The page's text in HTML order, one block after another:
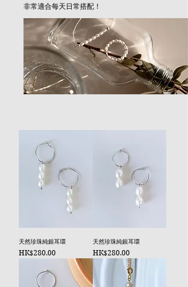
非常適合每天日常搭配！
天然珍珠純銀耳環
價格
HK$280.00
天然珍珠純銀耳環
價格
HK$280.00